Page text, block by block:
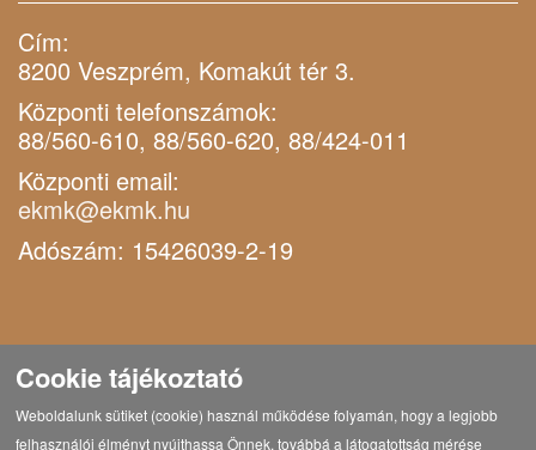
Cím:
8200 Veszprém, Komakút tér 3.
Központi telefonszámok:
88/560-610, 88/560-620, 88/424-011
Központi email:
ekmk@ekmk.hu
Adószám: 15426039-2-19
Cookie tájékoztató
Weboldalunk sütiket (cookie) használ működése folyamán, hogy a legjobb
felhasználói élményt nyújthassa Önnek, továbbá a látogatottság mérése